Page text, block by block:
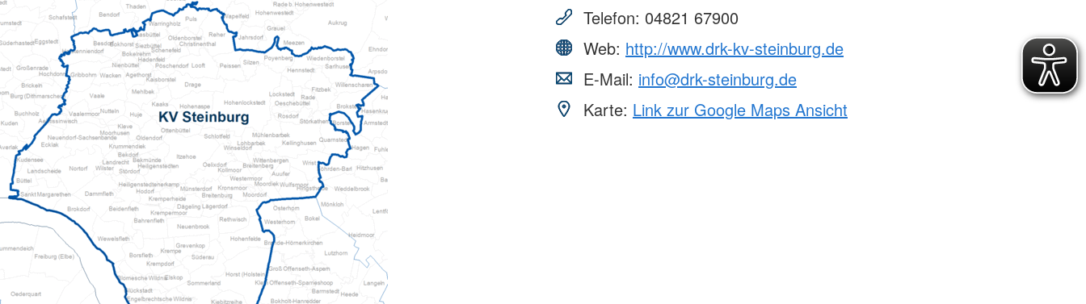
Telefon: 04821 67900
Web: http://www.drk-kv-steinburg.de
E-Mail: info@drk-steinburg.de
Karte: Link zur Google Maps Ansicht